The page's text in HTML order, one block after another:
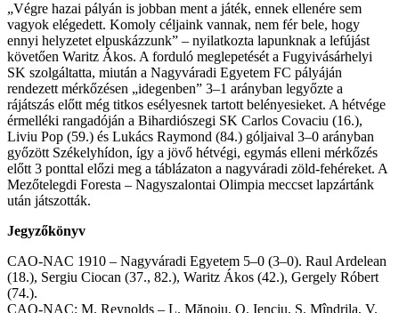
„Végre hazai pályán is jobban ment a játék, ennek ellenére sem
vagyok elégedett. Komoly céljaink vannak, nem fér bele, hogy
ennyi helyzetet elpuskázzunk” – nyilatkozta lapunknak a lefújást
követően Waritz Ákos. A forduló meglepetését a Fugyivásárhelyi
SK szolgáltatta, miután a Nagyváradi Egyetem FC pályáján
rendezett mérkőzésen „idegenben” 3–1 arányban legyőzte a
rájátszás előtt még titkos esélyesnek tartott belényesieket. A hétvége
érmelléki rangadóján a Bihardiószegi SK Carlos Covaciu (16.),
Liviu Pop (59.) és Lukács Raymond (84.) góljaival 3–0 arányban
győzött Székelyhídon, így a jövő hétvégi, egymás elleni mérkőzés
előtt 3 ponttal előzi meg a táblázaton a nagyváradi zöld-fehéreket. A
Mezőtelegdi Foresta – Nagyszalontai Olimpia meccset lapzártánk
után játszották.
Jegyzőkönyv
CAO-NAC 1910 – Nagyváradi Egyetem 5–0 (3–0). Raul Ardelean
(18.), Sergiu Ciocan (37., 82.), Waritz Ákos (42.), Gergely Róbert
(74.).
CAO-NAC: M. Reynolds – L. Mănoiu, O. Ienciu, S. Mîndrila, V.